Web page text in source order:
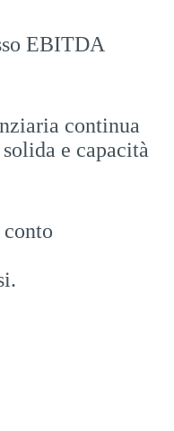
EBITDA
continua
e capacità